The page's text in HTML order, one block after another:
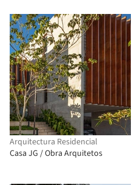
Arquitectura Residencial
Casa JG / Obra Arquitetos